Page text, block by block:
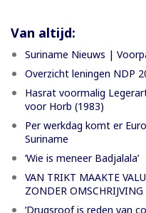
Van altijd:
Suriname Nieuws |
Overzicht leningen NDP
Hasrat voormalig
voor Horb (1983)
Per werkdag komt er
Suriname
‘Wie is meneer Badjalala’
VAN TRIKT MAAKTE
ZONDER OMSCHRIJVING
’Drugsroof is reden van